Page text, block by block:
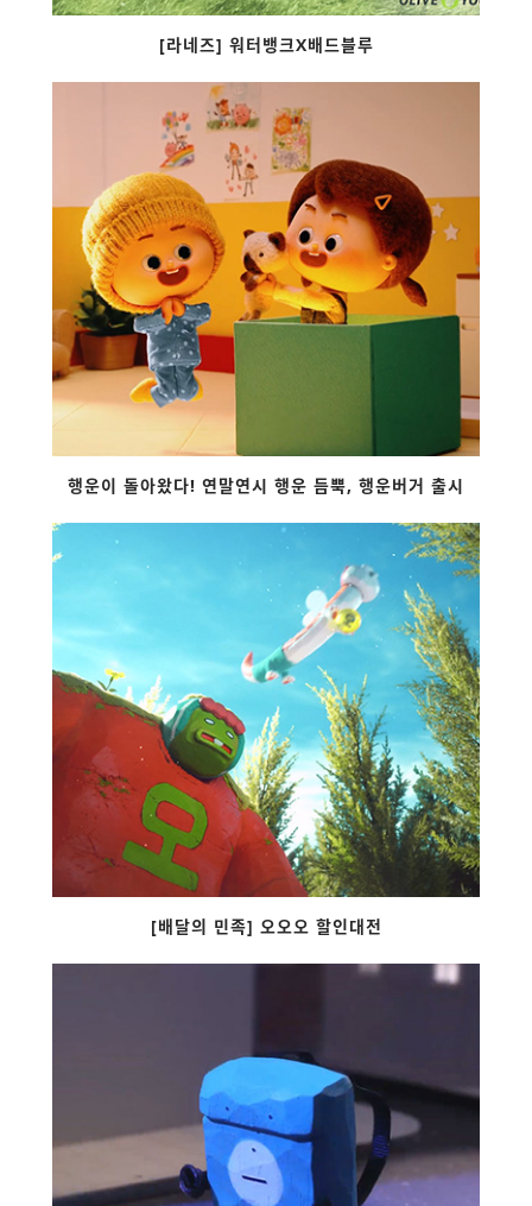
[라네즈] 워터뱅크X배드블루
행운이 돌아왔다! 연말연시 행운 듬뿍, 행운버거 출시
[배달의 민족] 오오오 할인대전